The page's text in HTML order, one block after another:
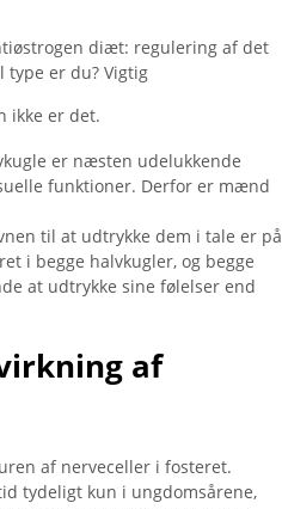
diæt: regulering af det
type er du? Vigtig
ikke er det.
er næsten udelukkende
funktioner. Derfor er mænd
til at udtrykke dem i tale er på
i begge halvkugler, og begge
at udtrykke sine følelser end
af
af ​​nerveceller i fosteret.
tydeligt kun i ungdomsårene,